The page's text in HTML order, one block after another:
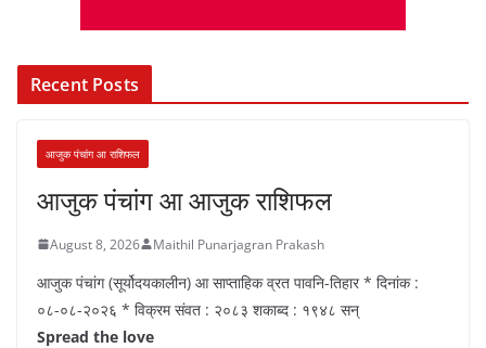
Recent Posts
आजुक पंचांग आ राशिफल
आजुक पंचांग आ आजुक राशिफल
August 8, 2026 Maithil Punarjagran Prakash
आजुक पंचांग (सूर्योदयकालीन) आ साप्ताहिक व्रत पावनि-तिहार * दिनांक :
०८-०८-२०२६ * विक्रम संवत : २०८३ शकाब्द : १९४८ सन्
Spread the love